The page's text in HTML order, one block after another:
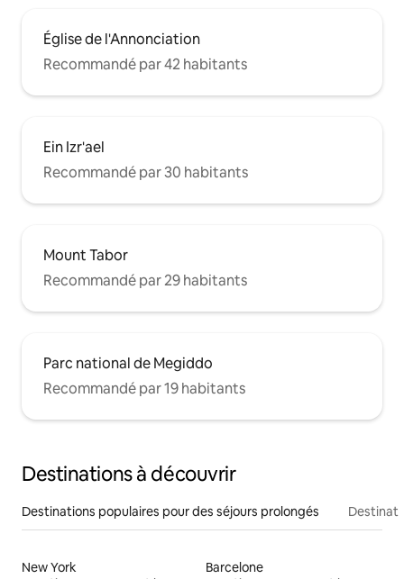
Église de l'Annonciation
Recommandé par 42 habitants
Ein Izr'ael
Recommandé par 30 habitants
Mount Tabor
Recommandé par 29 habitants
Parc national de Megiddo
Recommandé par 19 habitants
Destinations à découvrir
Destinations populaires pour des séjours prolongés
New York
Barcelone